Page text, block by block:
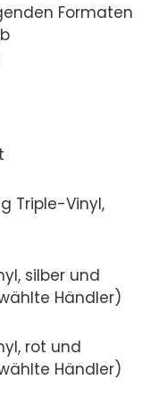
Formaten
Triple-Vinyl,
silber und
Händler)
rot und
Händler)